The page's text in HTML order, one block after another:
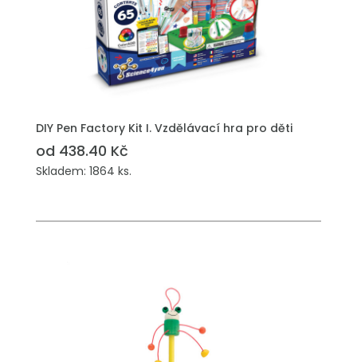
DIY Pen Factory Kit I. Vzdělávací hra pro děti
od 438.40 Kč
Skladem: 1864 ks.